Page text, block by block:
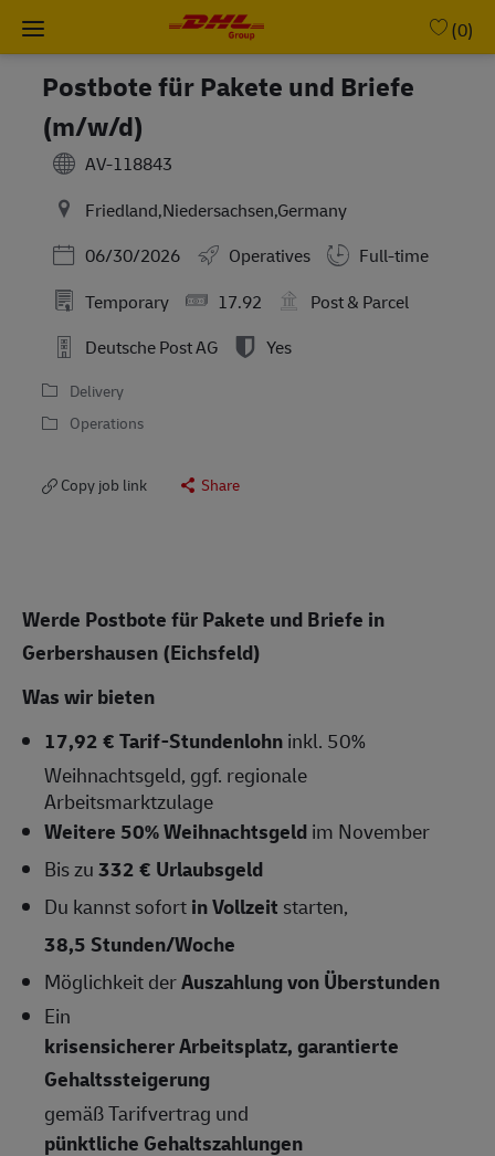
Skip to main content
(0)
Postbote für Pakete und Briefe
(m/w/d)
AV-118843
Friedland,Niedersachsen,Germany
Posted Date
06/30/2026 Operatives
Full-time
Temporary
17.92
Post & Parcel
Deutsche Post AG
Yes
Delivery
Operations
Copy job link Share
Werde Postbote für Pakete und Briefe in
Gerbershausen (Eichsfeld)
Was wir bieten
17,92 € Tarif-Stundenlohninkl. 50%
Weihnachtsgeld, ggf. regionale
Arbeitsmarktzulage
Weitere 50% Weihnachtsgeldim November
Bis zu332 € Urlaubsgeld
Du kannst sofortin Vollzeit starten,
38,5 Stunden/Woche
Möglichkeit derAuszahlung von Überstunden
Ein
krisensicherer Arbeitsplatz, garantierte
Gehaltssteigerung
gemäß Tarifvertrag und
pünktliche Gehaltszahlungen